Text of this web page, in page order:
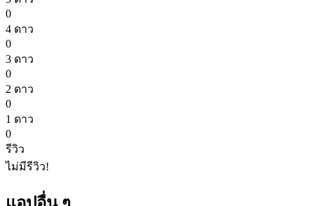
0
4 ดาว
0
3 ดาว
0
2 ดาว
0
1 ดาว
0
รีวิว
ไม่มีรีวิว!